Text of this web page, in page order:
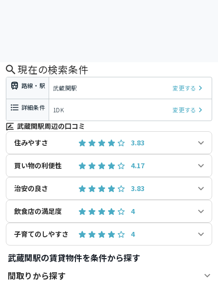
現在の検索条件
路線・駅 武蔵関駅 変更する
詳細条件 1DK 変更する
武蔵関駅周辺の口コミ
住みやすさ
3.83
買い物の利便性 4.17
治安の良さ 3.83
飲食店の満足度 4
子育てのしやすさ 4
武蔵関駅の賃貸物件を条件から探す
間取りから探す